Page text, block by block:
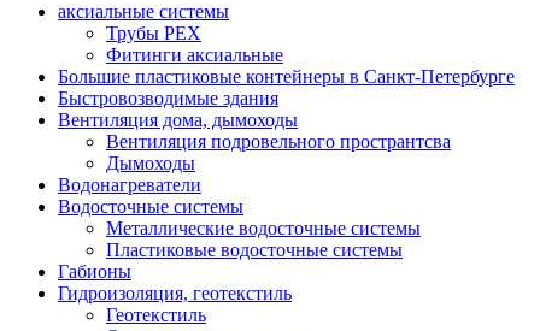
аксиальные системы
Трубы PEX
Фитинги аксиальные
Большие пластиковые контейнеры в Санкт-Петербурге
Быстровозводимые здания
Вентиляция дома, дымоходы
Вентиляция подровельного пространтсва
Дымоходы
Водонагреватели
Водосточные системы
Металлические водосточные системы
Пластиковые водосточные системы
Габионы
Гидроизоляция, геотекстиль
Геотекстиль